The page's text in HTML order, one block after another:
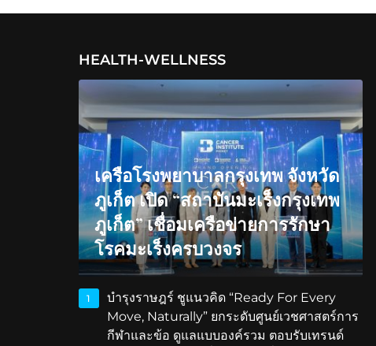
HEALTH-WELLNESS
เครือโรงพยาบาลกรุงเทพ จังหวัด
ภูเก็ต เปิด “สถาบันมะเร็งกรุงเทพ
ภูเก็ต” เชื่อมเครือข่ายการรักษา
โรคมะเร็งครบวงจร
1
บำรุงราษฎร์ ชูแนวคิด “Ready For Every
Move, Naturally” ยกระดับศูนย์เวชศาสตร์การ
กีฬาและข้อ ดูแลแบบองค์รวม ตอบรับเทรนด์